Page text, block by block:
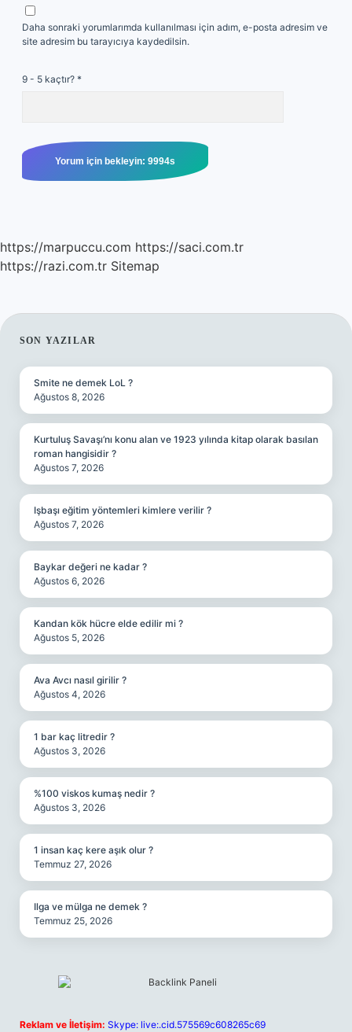
Daha sonraki yorumlarımda kullanılması için adım, e-posta adresim ve
site adresim bu tarayıcıya kaydedilsin.
9 - 5 kaçtır? *
https://marpuccu.com https://saci.com.tr
https://razi.com.tr Sitemap
SIDEBAR
SON YAZILAR
Smite ne demek LoL ?
Ağustos 8, 2026
Kurtuluş Savaşı’nı konu alan ve 1923 yılında kitap olarak basılan
roman hangisidir ?
Ağustos 7, 2026
Işbaşı eğitim yöntemleri kimlere verilir ?
Ağustos 7, 2026
Baykar değeri ne kadar ?
Ağustos 6, 2026
Kandan kök hücre elde edilir mi ?
Ağustos 5, 2026
Ava Avcı nasıl girilir ?
Ağustos 4, 2026
1 bar kaç litredir ?
Ağustos 3, 2026
%100 viskos kumaş nedir ?
Ağustos 3, 2026
1 insan kaç kere aşık olur ?
Temmuz 27, 2026
Ilga ve mülga ne demek ?
Temmuz 25, 2026
Reklam ve İletişim: Skype: live:.cid.575569c608265c69